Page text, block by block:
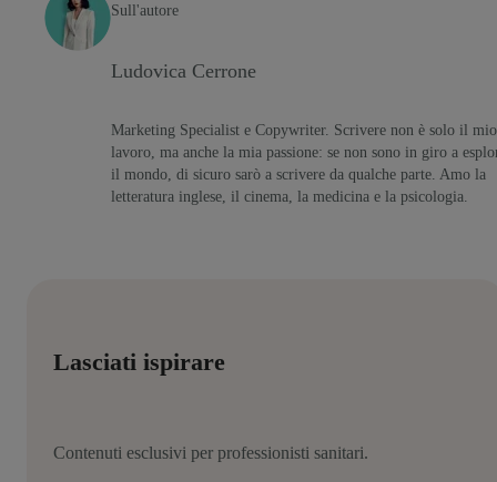
Sull'autore
Ludovica Cerrone
Marketing Specialist e Copywriter. Scrivere non è solo il mio
lavoro, ma anche la mia passione: se non sono in giro a
il mondo, di sicuro sarò a scrivere da qualche parte. Amo la
letteratura inglese, il cinema, la medicina e la psicologia.
Lasciati ispirare
Contenuti esclusivi per professionisti sanitari.